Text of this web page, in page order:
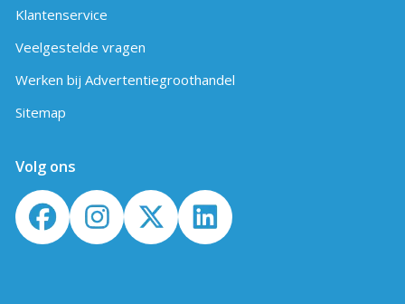
Klantenservice
Veelgestelde vragen
Werken bij Advertentiegroothandel
Sitemap
Volg ons